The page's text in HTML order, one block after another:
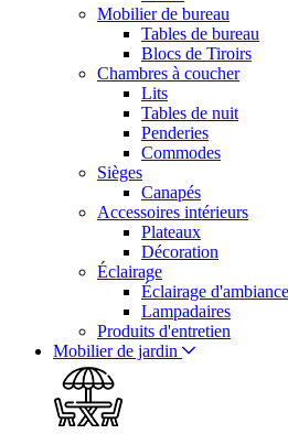
Mobilier de bureau
Tables de bureau
Blocs de Tiroirs
Chambres à coucher
Lits
Tables de nuit
Penderies
Commodes
Sièges
Canapés
Accessoires intérieurs
Plateaux
Décoration
Éclairage
Éclairage d'ambiance
Lampadaires
Produits d'entretien
Mobilier de jardin